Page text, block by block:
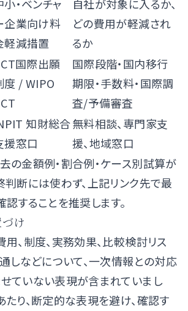
小・ベンチャ
企業向け料
軽減措置
自社が対象に入るか、
どの費用が軽減され
るか
国際出願
度 /WIPO
国際段階・国内移行
期限・手数料・国際調
査/予備審査
知財総合
援窓口
無料相談、専門家支
援、地域窓口
の金額例・割合例・ケース別試算が
判断には使わず、上記リンク先で最
することを推奨します。
け
、制度、実務効果、比較検討リス
通しなどについて、一次情報との対応
ていない表現が含まれていまし
たり、断定的な表現を避け、確認す